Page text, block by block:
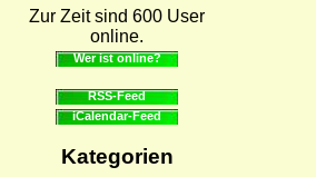
Zur Zeit sind 600 User
online.
Wer ist online?
RSS-Feed
iCalendar-Feed
Kategorien